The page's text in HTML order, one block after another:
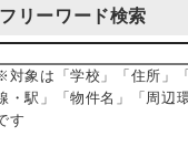
フリーワード検索
対象は「学校」「住所」
・駅」「物件名」「周辺環
す